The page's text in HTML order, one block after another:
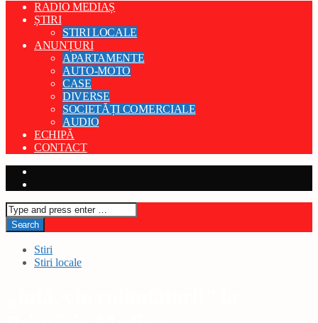
RADIO MEDIAȘ
ȘTIRI
STIRI LOCALE
ANUNȚURI
APARTAMENTE
AUTO-MOTO
CASE
DIVERSE
SOCIETĂȚI COMERCIALE
AUDIO
ECHIPĂ
CONTACT
Stiri
Stiri locale